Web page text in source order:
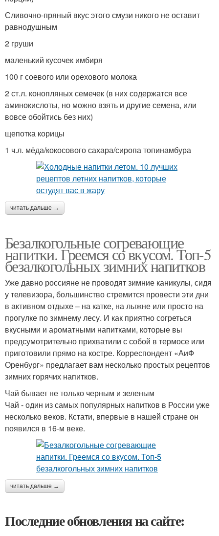
Сливочно-пряный вкус этого смузи никого не оставит
равнодушным
2 груши
маленький кусочек имбиря
100 г соевого или орехового молока
2 ст.л. конопляных семечек (в них содержатся все
аминокислоты, но можно взять и другие семена, или
вовсе обойтись без них)
щепотка корицы
1 ч.л. мёда/кокосового сахара/сиропа топинамбура
читать дальше →
Безалкогольные согревающие
напитки. Греемся со вкусом. Топ-5
безалкогольных зимних напитков
Уже давно россияне не проводят зимние каникулы, сидя
у телевизора, большинство стремится провести эти дни
в активном отдыхе – на катке, на лыжне или просто на
прогулке по зимнему лесу. И как приятно согреться
вкусными и ароматными напитками, которые вы
предсумотрительно прихватили с собой в термосе или
приготовили прямо на костре. Корреспондент «АиФ
Оренбург» предлагает вам несколько простых рецептов
зимних горячих напитков.
Чай бывает не только черным и зеленым
Чай - один из самых популярных напитков в России уже
несколько веков. Кстати, впервые в нашей стране он
появился в 16-м веке.
читать дальше →
Последние обновления на сайте: